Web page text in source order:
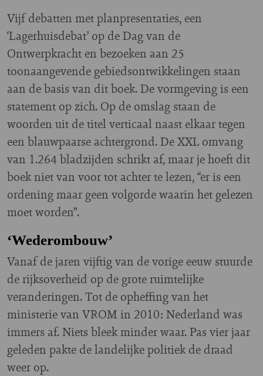
Vijf debatten met planpresentaties, een
‘Lagerhuisdebat’ op de Dag van de
Ontwerpkracht en bezoeken aan 25
toonaangevende gebiedsontwikkelingen staan
aan de basis van dit boek. De vormgeving is een
statement op zich. Op de omslag staan de
woorden uit de titel verticaal naast elkaar tegen
een blauwpaarse achtergrond. De XXL omvang
van 1.264 bladzijden schrikt af, maar je hoeft dit
boek niet van voor tot achter te lezen, “er is een
ordening maar geen volgorde waarin het gelezen
moet worden”.
‘Wederombouw’
Vanaf de jaren vijftig van de vorige eeuw stuurde
de rijksoverheid op de grote ruimtelijke
veranderingen. Tot de opheffing van het
ministerie van VROM in 2010: Nederland was
immers af. Niets bleek minder waar. Pas vier jaar
geleden pakte de landelijke politiek de draad
weer op.